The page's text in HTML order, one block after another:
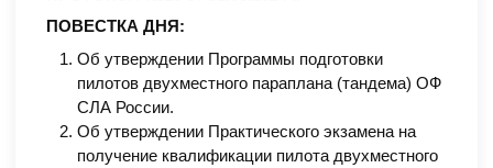
ПОВЕСТКА ДНЯ:
Об утверждении Программы подготовки
пилотов двухместного параплана (тандема) ОФ
СЛА России.
Об утверждении Практического экзамена на
получение квалификации пилота двухместного